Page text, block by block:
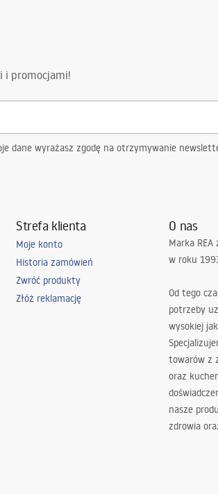
i promocjami!
dane wyrażasz zgodę na otrzymywanie
Strefa klienta
Moje konto
Historia zamówień
Zwróć produkty
Złóż reklamację
O nas
Marka
w roku
Od tego
potrzeby
wysokiej
towarów z
oraz
nasze
zdrowia